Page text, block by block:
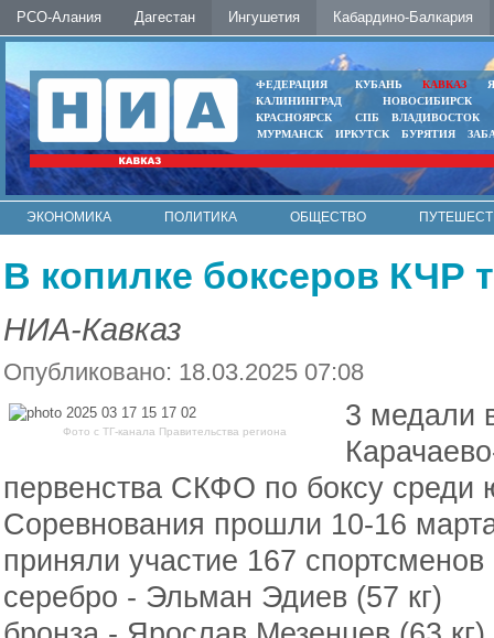
РСО-Алания Дагестан Ингушетия Кабардино-Балкария
ФЕДЕРАЦИЯ КУБАНЬ КАВКАЗ
КАЛИНИНГРАД
НОВОСИБИРСК
КРАСНОЯРСК
СПБ
ВЛАДИВОСТОК
МУРМАНСК
ИРКУТСК БУРЯТИЯ
ЭКОНОМИКА ПОЛИТИКА ОБЩЕСТВО
В копилке боксеров КЧР
НИА-Кавказ
Опубликовано: 18.03.2025 07:08
Фото с ТГ-канала Правительства региона
3 медали
первенства СКФО по боксу среди
Соревнования прошли 10-16
приняли участие 167 спортсменов
серебро - Эльман Эдиев (57 кг)